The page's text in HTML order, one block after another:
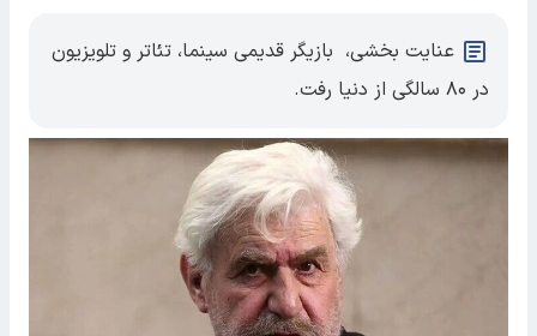
عنایت بخشی، ‌ بازیگر قدیمی سینما، تئاتر و تلویزیون
در ۸۰ سالگی از دنیا رفت.